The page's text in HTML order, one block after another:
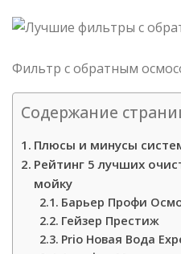
Фильтр с обратным
Содержание
Плюсы и минусы
Рейтинг 5 лучших
мойку
Барьер Профи
Гейзер Престиж
Prio Новая Вода